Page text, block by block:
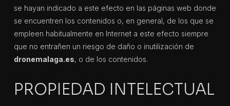
se hayan indicado a este efecto en las páginas web donde
se encuentren los contenidos o, en general, de los que se
empleen habitualmente en Internet a este efecto siempre
que no entrañen un riesgo de daño o inutilización de
dronemalaga.es, o de los contenidos.
PROPIEDAD INTELECTUAL